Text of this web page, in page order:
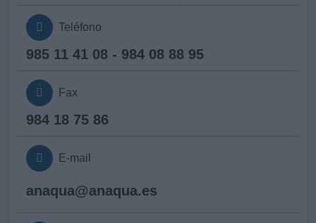
Teléfono
985 11 41 08 - 984 08 88 95
Fax
984 18 75 86
E-mail
anaqua@anaqua.es